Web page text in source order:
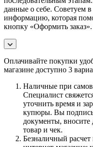
данные о себе. Советуем
информацию, которая
кнопку «Оформить заказ».
Оплачивайте покупки
магазине доступно 3
Наличные при
Специалист
уточнить время и
купюры. Вы
документы, вносите
товар и чек.
Безналичный